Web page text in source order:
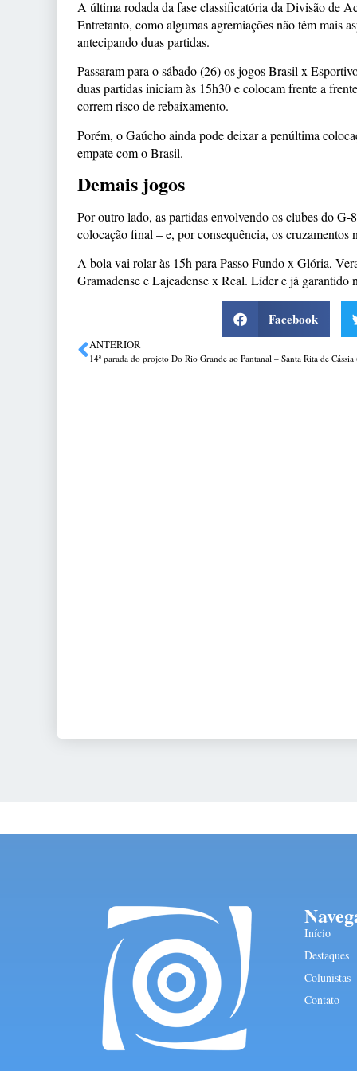
A última rodada da fase classificatória da Divisão de
Entretanto, como algumas agremiações não têm mais
antecipando duas partidas.
Passaram para o sábado (26) os jogos Brasil x
duas partidas iniciam às 15h30 e colocam frente a
correm risco de rebaixamento.
Porém, o Gaúcho ainda pode deixar a penúltima
empate com o Brasil.
Demais jogos
Por outro lado, as partidas envolvendo os clubes do
colocação final – e, por consequência, os cruzamentos
A bola vai rolar às 15h para Passo Fundo x Glória,
Gramadense e Lajeadense x Real. Líder e já garantido
Facebook
ANTERIOR
14ª parada do projeto Do Rio Grande ao Pantanal – Santa Rita de
Início
Destaques
Colunistas
Contato